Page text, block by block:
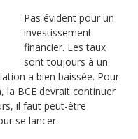
Pas évident pour un
investissement
financier. Les taux
sont toujours à un
a bien baissée. Pour
la BCE devrait continuer
il faut peut-être
se lancer.